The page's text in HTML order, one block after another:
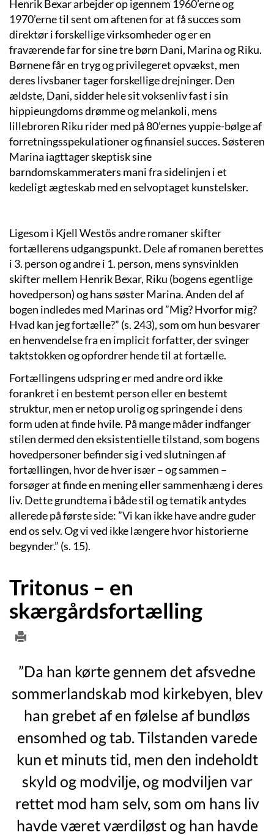
Henrik Bexararbejderop igennem 1960’erne og
1970’ernetilsent om aftenen for at få successom
direktøriforskellige virksomhederogeren
fraværendefar for sinetre børn Dani, Marina og Riku.
Børnene får en tryg og privilegeret opvækst, men
deres livsbanertager forskellige drejninger. Den
ældste, Dani,sidder hele sitvoksenliv fast i sin
hippieungdoms drømme og melankoli, mens
lillebroren Riku rider med på80’ernesyuppie-bølge af
forretningsspekulationerog finansiel succes. Søsteren
Marina iagttagerskeptisksine
barndomskammeraters mani fra sidelinjen i et
kedeligt ægteskab med en selvoptaget kunstelsker.
Ligesom i Kjell Westös andre romaner skifter
fortællerens udgangspunkt. Dele af romanen berettes
i 3. personogandre i 1. person, mens synsvinklen
skifter mellem Henrik Bexar, Riku (bogens egentlige
hovedperson)og hans søster Marina. Andendel af
bogen indledes med Marinas ord ”Mig? Hvorfor mig?
Hvad kan jeg fortælle?” (s. 243), som om hun besvarer
en henvendelse fra en implicit forfatter,der svinger
taktstokken ogopfordrer hende til at fortælle.
Fortællingens udspring er med andre ord ikke
forankret i en bestemt person eller en bestemt
struktur, men er netopurolig og springende i dens
form uden at finde hvile. På mange måder indfanger
stilen dermed den eksistentielle tilstand, som bogens
hovedpersoner befinder sig i ved slutningen af
fortællingen, hvor de hver især–og sammen –
forsøger at finde en mening eller sammenhæng i deres
liv. Dette grundtema i både stil og tematik antydes
allerede på første side: ”Vi kan ikke have andreguder
end os selv. Og vi ved ikke længere hvor historierne
begynder.” (s. 15).
Tritonus – en
skærgårdsfortælling
”Da han kørte gennem det afsvedne
sommerlandskab mod kirkebyen, blev
han grebet af en følelse af bundløs
ensomhed og tab. Tilstanden varede
kun et minuts tid, men den indeholdt
skyld og modvilje, og modviljen var
rettet mod ham selv, som om hans liv
havde været værdiløst og han havde